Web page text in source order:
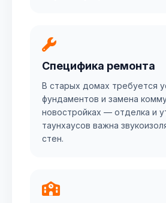
Специфика ремонта
В старых домах требуется
фундаментов и замена
новостройках — отделка и
таунхаусов важна
стен.